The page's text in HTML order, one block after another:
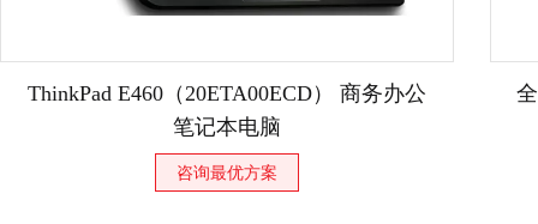
ThinkPad E460（20ETA00ECD） 商务办公
笔记本电脑
咨询最优方案